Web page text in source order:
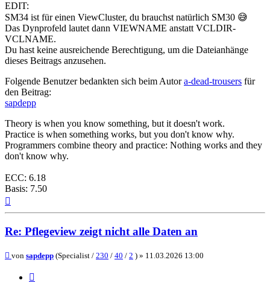
EDIT:
SM34 ist für einen ViewCluster, du brauchst natürlich SM30 😅
Das Dynprofeld lautet dann VIEWNAME anstatt VCLDIR-
VCLNAME.
Du hast keine ausreichende Berechtigung, um die Dateianhänge
dieses Beitrags anzusehen.
Folgende Benutzer bedankten sich beim Autora-dead-trousers für
den Beitrag:
sapdepp
Theory is when you know something, but it doesn't work.
Practice is when something works, but you don't know why.
Programmers combine theory and practice: Nothing works and they
don't know why.
ECC: 6.18
Basis: 7.50
Re: Pflegeview zeigt nicht alle Daten an
Beitrag
von sapdepp (Specialist / 230 / 40 / 2 ) » 11.03.2026 13:00